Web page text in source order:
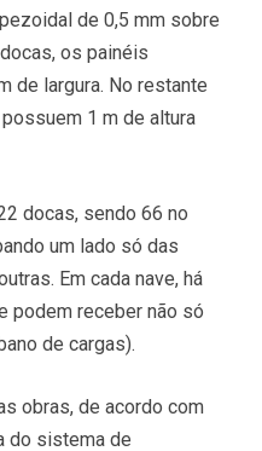
de 0,5 mm sobre
os painéis
de largura. No restante
1 m de altura
docas, sendo 66 no
um lado só das
Em cada nave, há
podem receber não só
de cargas).
obras, de acordo com
do sistema de